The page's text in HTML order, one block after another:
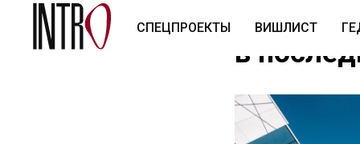
СПЕЦПРОЕКТЫ ВИШЛИСТ
Сап-
в